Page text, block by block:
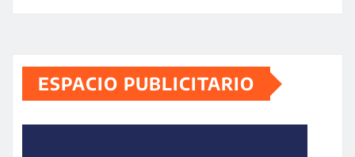
ESPACIO PUBLICITARIO